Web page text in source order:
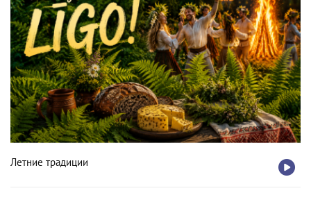
Летние традиции